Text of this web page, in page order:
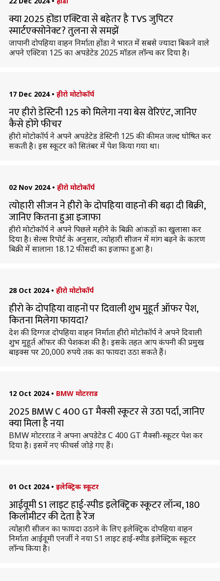
क्या 2025 होंडा एक्टिवा से बहेतर है TVS जुपिटर
स्मार्टएक्सोनेक्ट? तुलना से समझें
जापानी दोपहिया वाहन निर्माता होंडा ने भारत में सबसे ज्यादा बिकने वाले
अपने एक्टिवा 125 का अपडेटेड 2025 मॉडल लॉन्च कर दिया है।
17 Dec 2024 • हीरो मोटोकॉर्प
नए हीरो डेस्टिनी 125 को मिलेगा नया बेस वेरिएंट, जानिए
कैसे होंगे फीचर
हीरो मोटोकॉर्प ने अपने अपडेटेड डेस्टिनी 125 की कीमत जल्द घोषित कर
सकती है। इस स्कूटर को सितंबर में पेश किया गया था।
02 Nov 2024 • हीरो मोटोकॉर्प
त्योहारी सीजन ने हीरो के दोपहिया वाहनों की बढ़ा दी बिक्री,
जानिए कितना हुआ इजाफा
हीरो मोटोकॉर्प ने अपने पिछले महीने के बिक्री आंकड़ों का खुलासा कर
दिया है। सेल्स रिपोर्ट के अनुसार, त्योहारी सीजन में मांग बढ़ने के कारण
बिक्री में सालाना 18.12 फीसदी का इजाफा हुआ है।
28 Oct 2024 • हीरो मोटोकॉर्प
हीरो के दोपहिया वाहनों पर दिवाली शुभ मुहूर्त ऑफर पेश,
कितना मिलेगा फायदा?
देश की दिग्गज दोपहिया वाहन निर्माता हीरो मोटोकॉर्प ने अपने दिवाली
शुभ मुहूर्त ऑफर की पेशकश की है। इसके तहत आप कंपनी की प्रमुख
बाइक्स पर 20,000 रुपये तक का फायदा उठा सकते हैं।
12 Oct 2024 • BMW मोटरराड
2025 BMW C 400 GT मैक्सी स्कूटर से उठा पर्दा, जानिए
क्या मिला है नया
BMW मोटरराड ने अपना अपडेटेड C 400 GT मैक्सी-स्कूटर पेश कर
दिया है। इसमें नए फीचर्स जोड़े गए हैं।
01 Oct 2024 • इलेक्ट्रिक स्कूटर
आईवूमी S1 लाइट हाई-स्पीड इलेक्ट्रिक स्कूटर लॉन्च, 180
किलोमीटर की देता है रेंज
त्योहारी सीजन का फायदा उठाने के लिए इलेक्ट्रिक दोपहिया वाहन
निर्माता आईवूमी एनर्जी ने नया S1 लाइट हाई-स्पीड इलेक्ट्रिक स्कूटर
लॉन्च किया है।